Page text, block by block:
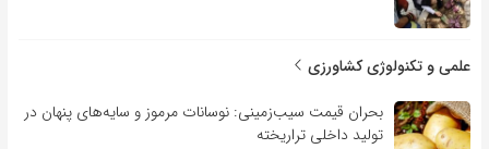
علمی و تکنولوژی کشاورزی
بحران قیمت سیب‌زمینی: نوسانات مرموز و سایه‌های پنهان در
تولید داخلی تراریخته